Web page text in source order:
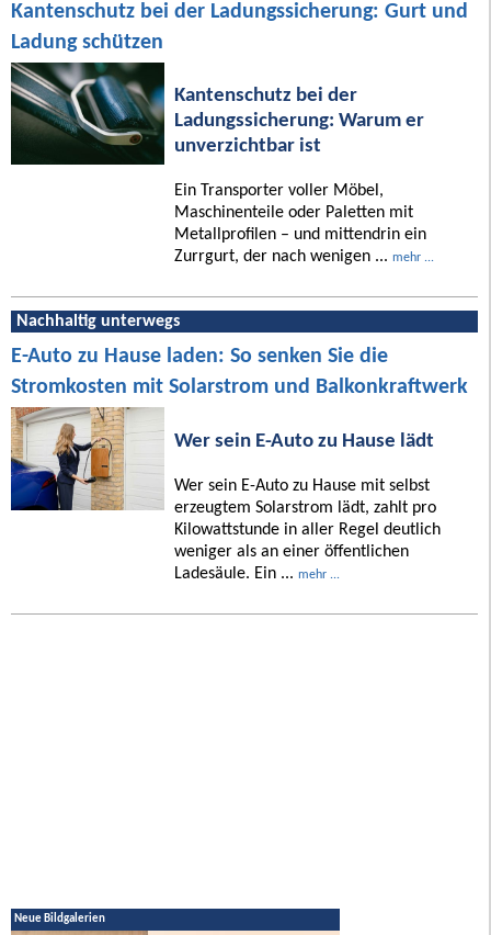
Kantenschutz bei der Ladungssicherung: Gurt und
Ladung schützen
Kantenschutz bei der
Ladungssicherung: Warum er
unverzichtbar ist
Ein Transporter voller Möbel,
Maschinenteile oder Paletten mit
Metallprofilen – und mittendrin ein
Zurrgurt, der nach wenigen ... mehr ...
Nachhaltig unterwegs
E-Auto zu Hause laden: So senken Sie die
Stromkosten mit Solarstrom und Balkonkraftwerk
Wer sein E-Auto zu Hause lädt
Wer sein E-Auto zu Hause mit selbst
erzeugtem Solarstrom lädt, zahlt pro
Kilowattstunde in aller Regel deutlich
weniger als an einer öffentlichen
Ladesäule. Ein ... mehr ...
Neue Bildgalerien